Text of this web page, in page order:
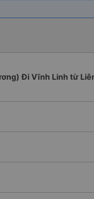
Đi Vĩnh Linh từ